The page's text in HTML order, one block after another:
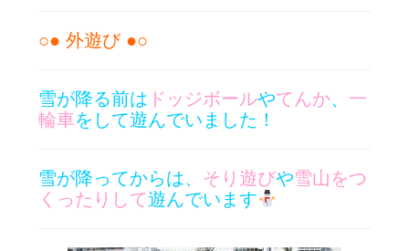
○● 外遊び ●○
雪が降る前は ドッジボールやてんか、 一
輪車をして遊んでいました！
雪が降ってからは、 そり遊びや雪山をつ
くったりして遊んでいます